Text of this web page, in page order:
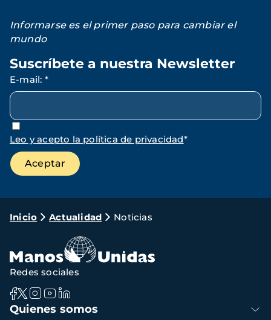
Informarse es el primer paso para cambiar el
mundo
Suscríbete a nuestra Newsletter
E-mail: *
Leo y acepto la política de privacidad*
Ruta
navegación
Inicio Actualidad Noticias
Navegación
Quienes somos
Redes sociales